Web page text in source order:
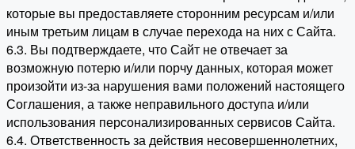
которые вы предоставляете сторонним ресурсам и/или
иным третьим лицам в случае перехода на них с Сайта.
6.3. Вы подтверждаете, что Сайт не отвечает за
возможную потерю и/или порчу данных, которая может
произойти из-за нарушения вами положений настоящего
Соглашения, а также неправильного доступа и/или
использования персонализированных сервисов Сайта.
6.4. Ответственность за действия несовершеннолетних,